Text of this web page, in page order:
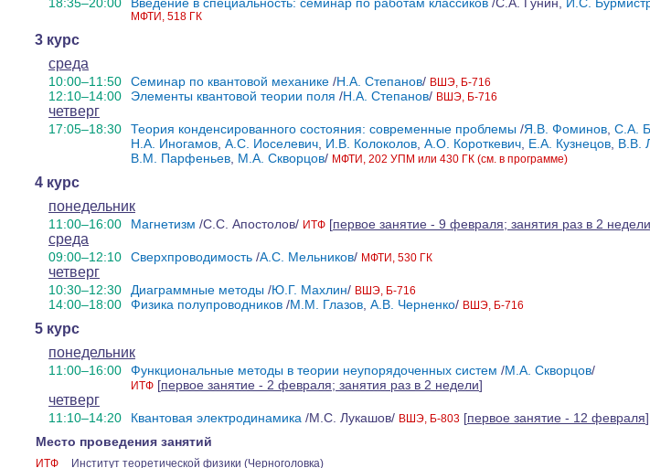
МФТИ, 518 ГК
3 курс
среда
10:00–11:50 Семинар по квантовой механике /Н.А. Степанов/ ВШЭ, Б-716
12:10–14:00 Элементы квантовой теории поля /Н.А. Степанов/ ВШЭ, Б-716
четверг
17:05–18:30 Теория конденсированного состояния: современные проблемы /Я.В. Фоминов С.А.
Н.А. Иногамов А.С. Иоселевич И.В. Колоколов А.О. Короткевич Е.А. Кузнецов В.В.
В.М. Парфеньев М.А. Скворцов/ МФТИ, 202 УПМ или 430 ГК (см. в программе)
4 курс
понедельник
11:00–16:00 Магнетизм /C.С. Aпостолoв/ ИТФ [первое занятие - 9 февраля; занятия раз в 2 недели
среда
09:00–12:10 Сверхпроводимость /А.С. Мельников/ МФТИ, 530 ГК
четверг
10:30–12:30 Диаграммные методы /Ю.Г. Махлин/ ВШЭ, Б-716
14:00–18:00 Физика полупроводников /М.М. Глазов А.В. Черненко/ ВШЭ, Б-716
5 курс
понедельник
11:00–16:00 Функциональные методы в теории неупорядоченных систем /М.А. Скворцов/
ИТФ [первое занятие - 2 февраля; занятия раз в 2 недели]
четверг
11:10–14:20 Квантовая электродинамика /М.С. Лукашов/ ВШЭ, Б-803 [первое занятие - 12 февраля]
Место проведения занятий
ИТФ Институт теоретической физики (Черноголовка)